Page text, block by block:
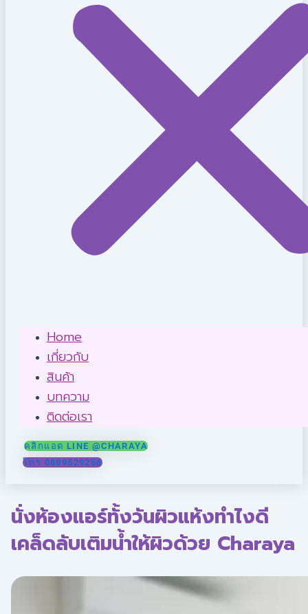
Home
เกี่ยวกับ
สินค้า
บทความ
ติดต่อเรา
คลิกแอด LINE @CHARAYA
โทร 0889529256
นั่งห้องแอร์ทั้งวันผิวแห้งทำไงดี
เคล็ดลับเติมน้ำให้ผิวด้วย Charaya